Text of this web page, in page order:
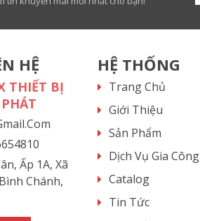
HỆ
THIẾT BỊ
Ấp 1A, Xã
Chánh,
HỆ THỐNG
Trang Chủ
Giới Thiệu
Sản Phẩm
Dịch Vụ Gia Công
Catalog
Tin Tức